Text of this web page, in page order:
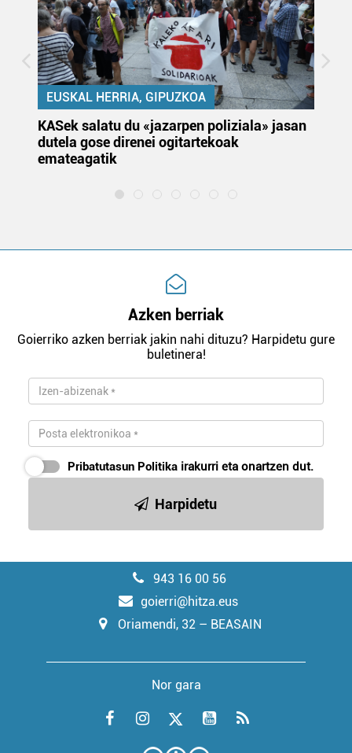
EUSKAL HERRIA, GIPUZKOA
KASek salatu du «jazarpen poliziala» jasan
dutela gose direnei ogitartekoak
emateagatik
Azken berriak
Goierriko azken berriak jakin nahi dituzu? Harpidetu gure
buletinera!
Pribatutasun Politika irakurri eta onartzen dut.
Harpidetu
943 16 00 56
goierri@hitza.eus
Oriamendi, 32 – BEASAIN
Nor gara